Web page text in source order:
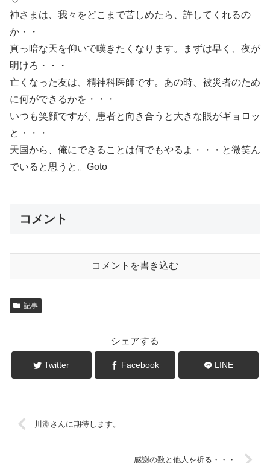
神さまは、我々をどこまで苦しめたら、許してくれるの
か・・
真っ暗な天を仰いで嘆きたくなります。まずは早く、夜が
明けろ・・・
亡くなった友は、精神科医師です。あの時、被災者のため
に何ができるかを・・・
いつも笑顔ですが、患者と向き合うと大きな眼がギョロッ
と・・・
天国から、俺にできることは何でもやるよ・・・と微笑ん
でいると思うと。Goto
コメント
コメントを書き込む
記事
シェアする
Twitter Facebook LINE
川淵さんに期待します。
感謝の数と他人を祈る・・・